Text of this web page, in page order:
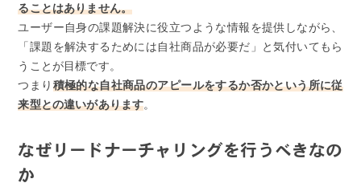
ることはありません。
ユーザー自身の課題解決に役立つような情報を提供しながら、
「課題を解決するためには自社商品が必要だ」と気付いてもら
うことが目標です。
つまり 積極的な自社商品のアピールをするか否かという所に従
来型との違いがあります。
なぜリードナーチャリングを行うべきなの
か